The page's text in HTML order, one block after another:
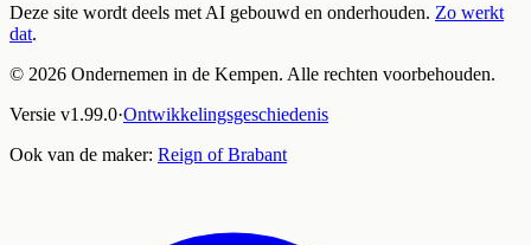
Deze site wordt deels met AI gebouwd en onderhouden. Zo werkt
dat.
© 2026 Ondernemen in de Kempen. Alle rechten voorbehouden.
Versie v1.99.0·Ontwikkelingsgeschiedenis
Ook van de maker: Reign of Brabant